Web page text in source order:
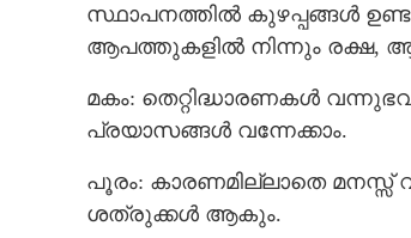
സ്ഥാപനത്തില്‍ കുഴപ്പങ്ങള്‍
ആപത്തുകളില്‍ നിന്നും രക്ഷ,
മകം: തെറ്റിദ്ധാരണകള്‍
പ്രയാസങ്ങള്‍ വന്നേക്കാം.
പൂരം: കാരണമില്ലാതെ
ശത്രുക്കള്‍ ആകും.